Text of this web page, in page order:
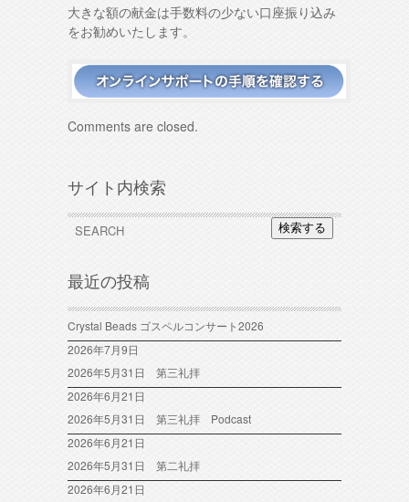
大きな額の献金は手数料の少ない口座振り込み
をお勧めいたします。
Comments are closed.
サイト内検索
検索する
最近の投稿
Crystal Beads ゴスペルコンサート2026
2026年7月9日
2026年5月31日 第三礼拝
2026年6月21日
2026年5月31日 第三礼拝 Podcast
2026年6月21日
2026年5月31日 第二礼拝
2026年6月21日